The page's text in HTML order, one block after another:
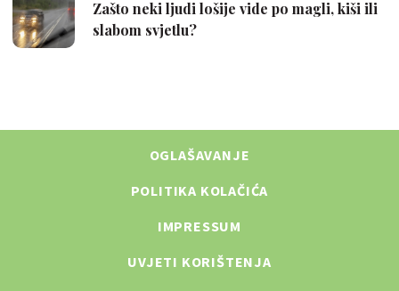
OGLAŠAVANJE
POLITIKA KOLAČIĆA
IMPRESSUM
UVJETI KORIŠTENJA